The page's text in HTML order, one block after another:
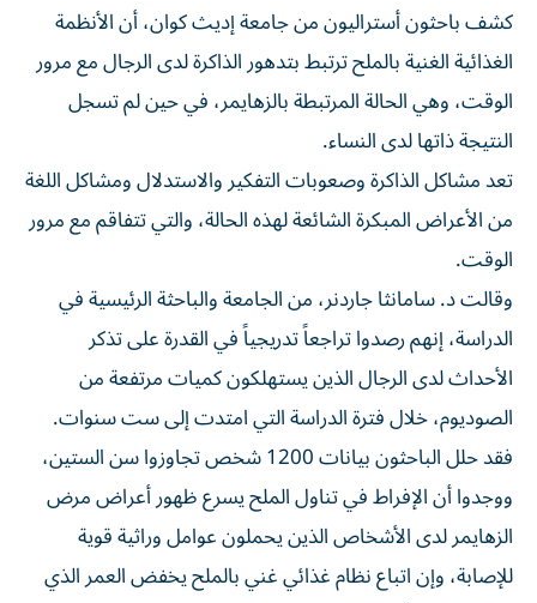
كشف باحثون أستراليون من جامعة إديث كوان، أن الأنظمة
الغذائية الغنية بالملح ترتبط بتدهور الذاكرة لدى الرجال مع مرور
الوقت، وهي الحالة المرتبطة بالزهايمر، في حين لم تسجل
النتيجة ذاتها لدى النساء.
تعد مشاكل الذاكرة وصعوبات التفكير والاستدلال ومشاكل اللغة
من الأعراض المبكرة الشائعة لهذه الحالة، والتي تتفاقم مع مرور
الوقت.
وقالت د. سامانثا جاردنر، من الجامعة والباحثة الرئيسية في
الدراسة، إنهم رصدوا تراجعاً تدريجياً في القدرة على تذكر
الأحداث لدى الرجال الذين يستهلكون كميات مرتفعة من
الصوديوم، خلال فترة الدراسة التي امتدت إلى ست سنوات.
فقد حلل الباحثون بيانات 1200 شخص تجاوزوا سن الستين،
ووجدوا أن الإفراط في تناول الملح يسرع ظهور أعراض مرض
الزهايمر لدى الأشخاص الذين يحملون عوامل وراثية قوية
للإصابة، وإن اتباع نظام غذائي غني بالملح يخفض العمر الذي